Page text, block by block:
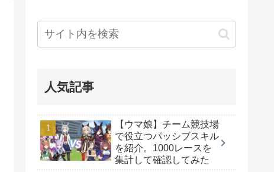
人気記事
【ウマ娘】チーム競技場
で役立つパッシブスキル
を紹介。1000レースを
集計して確認してみた